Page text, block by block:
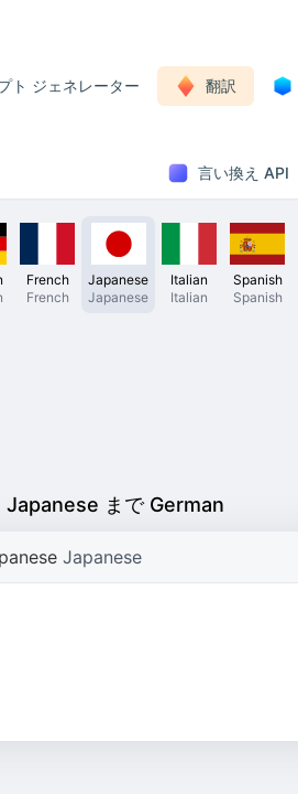
ト ジェネレーター 翻訳
言い換え API
French
French
Japanese
Japanese
Italian
Italian
Spanish
Spanish
Japanese まで German
Japanese